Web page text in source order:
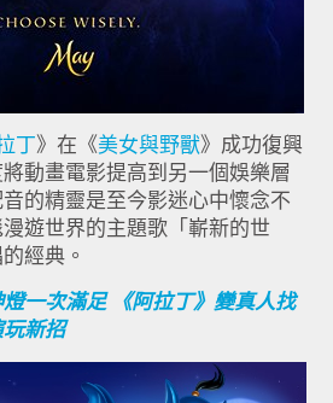
丁》在《美女與野獸》成功復興
動畫電影提高到另一個娛樂層
音的精靈是至今影迷心中懷念不
遊世界的主題歌「嶄新的世
經典。
一次滿足 《阿拉丁》變真人找
新招